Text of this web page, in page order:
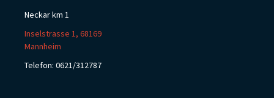
Neckar km 1
Inselstrasse 1, 68169
Mannheim
Telefon: 0621/312787